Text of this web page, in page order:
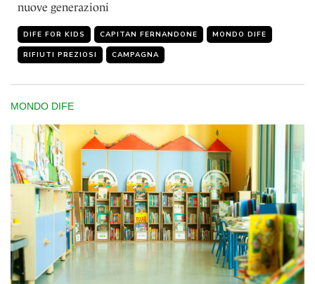
nuove generazioni
DIFE FOR KIDS CAPITAN FERNANDONE MONDO DIFE
RIFIUTI PREZIOSI CAMPAGNA
MONDO DIFE